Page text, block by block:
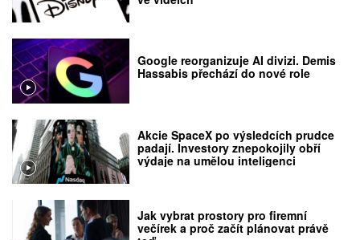
Google reorganizuje AI divizi. Demis
Hassabis přechází do nové role
Akcie SpaceX po výsledcích prudce
padají. Investory znepokojily obří
výdaje na umělou inteligenci
Jak vybrat prostory pro firemní
večírek a proč začít plánovat právě